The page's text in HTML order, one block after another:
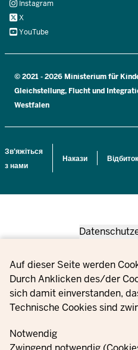
Privacy settings
Auf dieser Seite werden
Durch Anklicken des/der
sich damit einverstanden,
Technische Cookies sind
Notwendig
Зв'яжіться
з нами
Накази Відбиток
Instagram
X
YouTube
© 2021 - 2026 Ministerium für
Gleichstellung, Flucht und
Westfalen